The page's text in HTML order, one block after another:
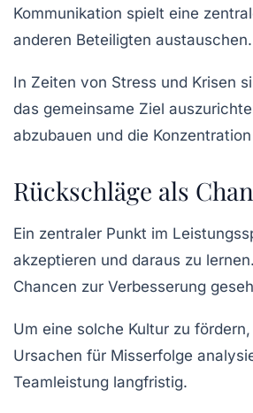
Kommunikation spielt eine
anderen Beteiligten
In Zeiten von Stress und Krisen
das gemeinsame Ziel
abzubauen und die
Rückschläge als
Ein zentraler Punkt im
akzeptieren und daraus zu
Chancen zur Verbesserung
Um eine solche Kultur zu
Ursachen für Misserfolge
Teamleistung langfristig.